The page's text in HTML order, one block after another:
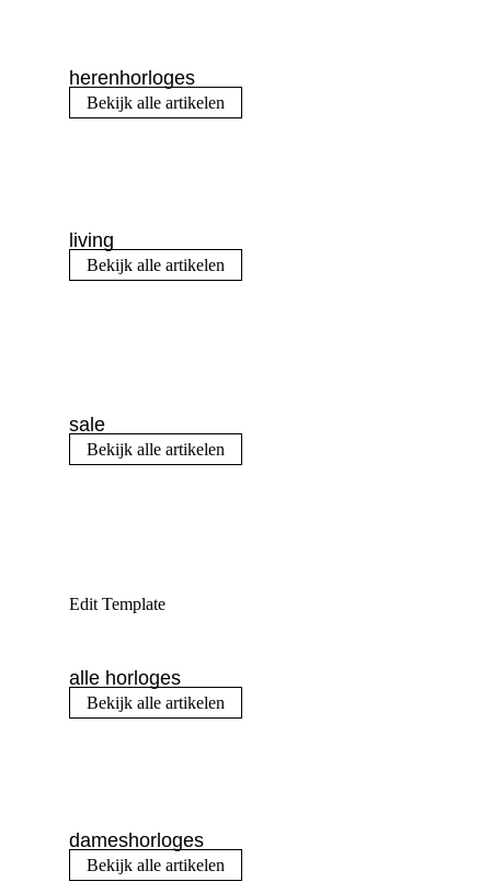
herenhorloges
Bekijk alle artikelen
living
Bekijk alle artikelen
sale
Bekijk alle artikelen
Edit Template
alle horloges
Bekijk alle artikelen
dameshorloges
Bekijk alle artikelen